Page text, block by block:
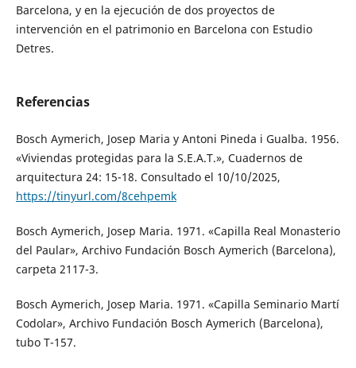
Barcelona, y en la ejecución de dos proyectos de
intervención en el patrimonio en Barcelona con Estudio
Detres.
Referencias
Bosch Aymerich, Josep Maria y Antoni Pineda i Gualba. 1956.
«Viviendas protegidas para la S.E.A.T.», Cuadernos de
arquitectura 24: 15-18. Consultado el 10/10/2025,
https://tinyurl.com/8cehpemk
Bosch Aymerich, Josep Maria. 1971. «Capilla Real Monasterio
del Paular», Archivo Fundación Bosch Aymerich (Barcelona),
carpeta 2117-3.
Bosch Aymerich, Josep Maria. 1971. «Capilla Seminario Martí
Codolar», Archivo Fundación Bosch Aymerich (Barcelona),
tubo T-157.